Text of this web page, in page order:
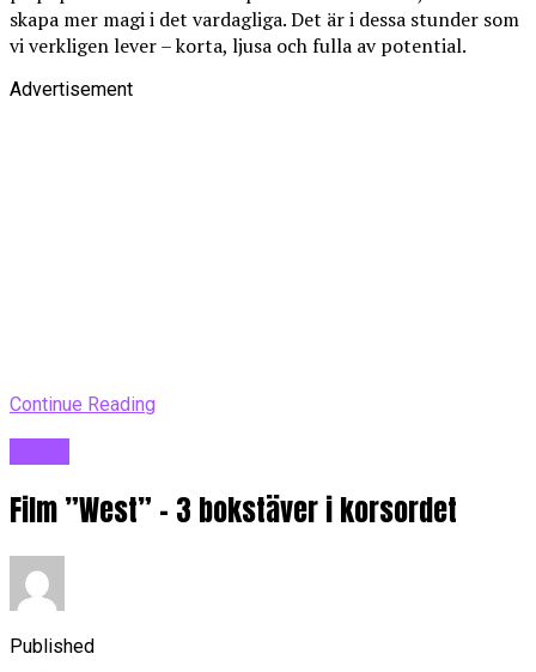
skapa mer magi i det vardagliga. Det är i dessa stunder som
vi verkligen lever – korta, ljusa och fulla av potential.
Advertisement
Continue Reading
Film ”West” – 3 bokstäver i korsordet
Published